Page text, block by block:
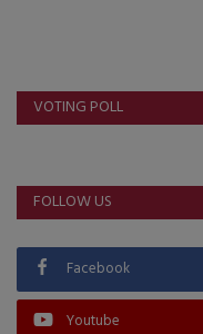
VOTING POLL
FOLLOW US
Facebook
Youtube